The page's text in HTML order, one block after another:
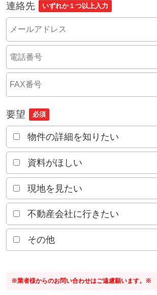
連絡先 いずれか１つ以上入力
要望 必須
物件の詳細を知りたい
資料がほしい
現地を見たい
不動産会社に行きたい
その他
※業者様からのお問い合わせはご遠慮願います。※